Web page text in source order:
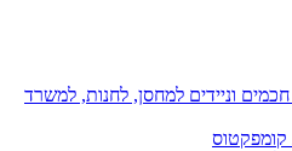
וניידים למחסן, לחנות, למשרד
קומפקטוס